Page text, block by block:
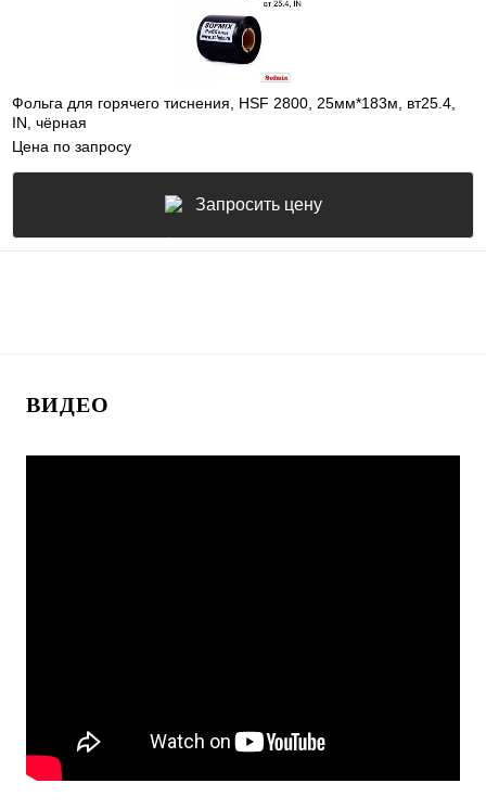
Фольга для горячего тиснения, HSF 2800, 25мм*183м, вт25.4,
IN, чёрная
Цена по запросу
Запросить цену
ВИДЕО